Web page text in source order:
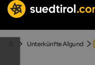
Unterkünfte Algund